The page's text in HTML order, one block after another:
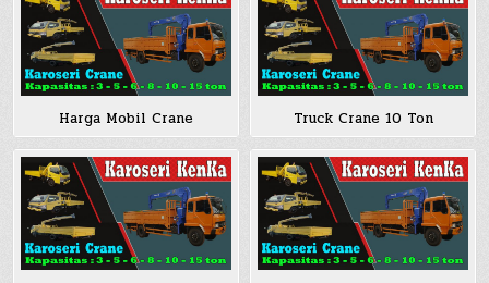
Harga Mobil Crane Truck Crane 10 Ton